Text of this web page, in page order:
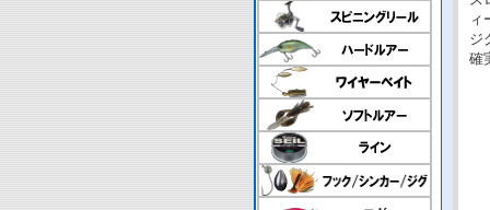
ィ
ジ
確